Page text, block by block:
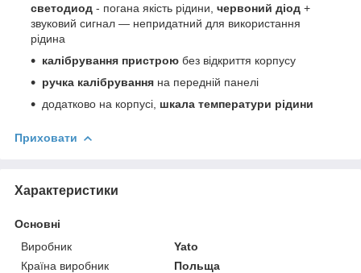
светодиод - погана якість рідини, червоний діод +
звуковий сигнал — непридатний для використання
рідина
калібрування пристрою без відкриття корпусу
ручка калібрування на передній панелі
додатково на корпусі, шкала температури рідини
Приховати
Характеристики
Основні
Виробник
Yato
Країна виробник
Польща